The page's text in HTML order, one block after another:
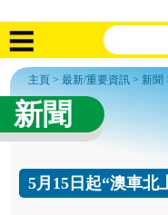
主頁 >最新/重要資訊 > 新聞
新聞
5月15日起“澳車北